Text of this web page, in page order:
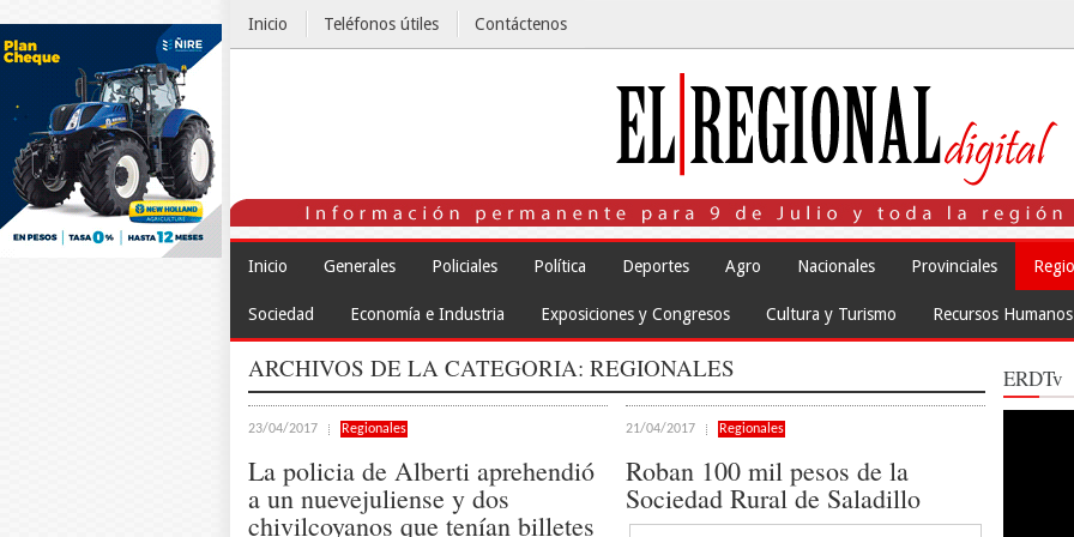
Inicio Teléfonos útiles Contáctenos
Inicio Generales Policiales Política Deportes Agro Nacionales Provinciales
Sociedad Economía e Industria Exposiciones y Congresos Cultura y Turismo Recursos Humanos
ARCHIVOS DE LA CATEGORIA: REGIONALES
23/04/2017 Regionales
La policia de Alberti aprehendió
a un nuevejuliense y dos
chivilcoyanos que tenían billetes
21/04/2017 Regionales
Roban 100 mil pesos de la
Sociedad Rural de Saladillo
ERDTv